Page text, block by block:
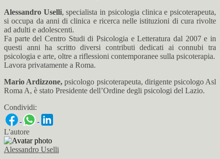
Alessandro Uselli, specialista in psicologia clinica e psicoterapeuta,
si occupa da anni di clinica e ricerca nelle istituzioni di cura rivolte
ad adulti e adolescenti.
Fa parte del Centro Studi di Psicologia e Letteratura dal 2007 e in
questi anni ha scritto diversi contributi dedicati ai connubi tra
psicologia e arte, oltre a riflessioni contemporanee sulla psicoterapia.
Lavora privatamente a Roma.
Mario Ardizzone,psicologo psicoterapeuta, dirigente psicologo Asl
Roma A, è stato Presidente dell’Ordine degli psicologi del Lazio.
Condividi:
L'autore
Alessandro Uselli